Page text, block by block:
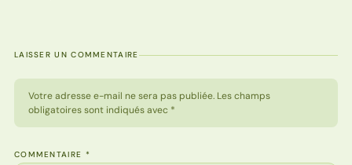
LAISSER UN COMMENTAIRE
Votre adresse e-mail ne sera pas publiée. Les champs
obligatoires sont indiqués avec *
COMMENTAIRE *